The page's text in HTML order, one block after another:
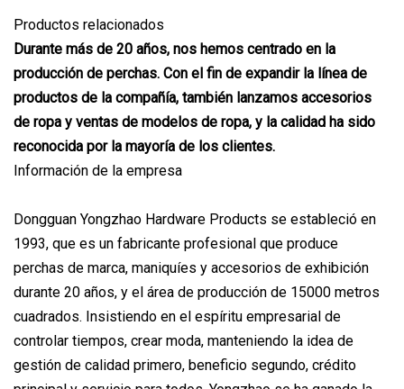
Productos relacionados
Durante más de 20 años, nos hemos centrado en la
producción de perchas. Con el fin de expandir la línea de
productos de la compañía, también lanzamos accesorios
de ropa y ventas de modelos de ropa, y la calidad ha sido
reconocida por la mayoría de los clientes.
Información de la empresa
Dongguan Yongzhao Hardware Products se estableció en
1993, que es un fabricante profesional que produce
perchas de marca, maniquíes y accesorios de exhibición
durante 20 años, y el área de producción de 15000 metros
cuadrados. Insistiendo en el espíritu empresarial de
controlar tiempos, crear moda, manteniendo la idea de
gestión de calidad primero, beneficio segundo, crédito